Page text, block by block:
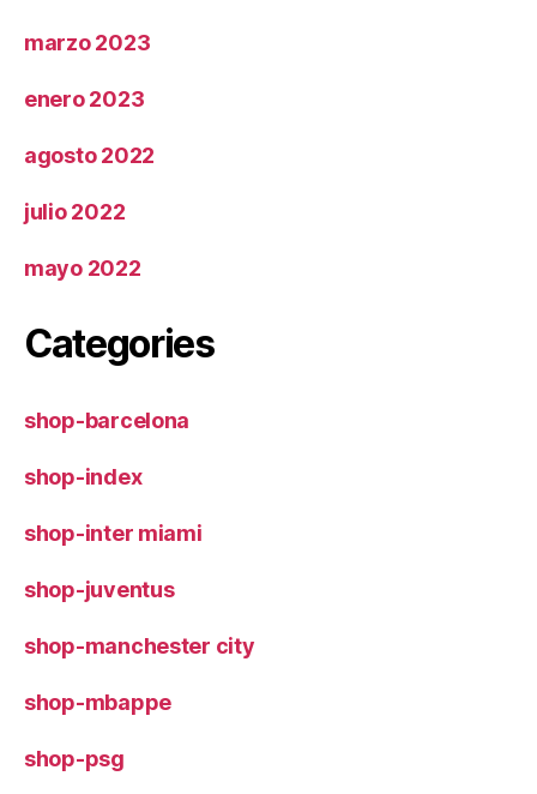
marzo 2023
enero 2023
agosto 2022
julio 2022
mayo 2022
Categories
shop-barcelona
shop-index
shop-inter miami
shop-juventus
shop-manchester city
shop-mbappe
shop-psg